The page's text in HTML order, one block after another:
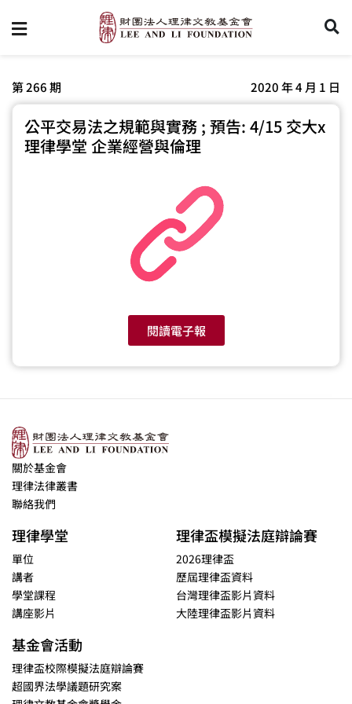
第 266 期 2020 年 4 月 1 日
公平交易法之規範與實務 ; 預告: 4/15 交大x
理律學堂 企業經營與倫理
閱讀電子報
關於基金會
理律法律叢書
聯絡我們
理律學堂
單位
講者
學堂課程
講座影片
理律盃模擬法庭辯論賽
2026理律盃
歷屆理律盃資料
台灣理律盃影片資料
大陸理律盃影片資料
基金會活動
理律盃校際模擬法庭辯論賽
超國界法學議題研究案